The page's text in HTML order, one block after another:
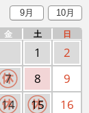
9月 10月
金 土 日
1
2
7 8
9
14 15
16